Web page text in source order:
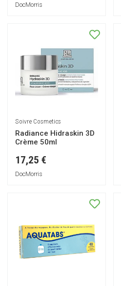
DocMorris
Soivre Cosmetics
Radiance Hidraskin 3D
Crème 50ml
17,25 €
DocMorris